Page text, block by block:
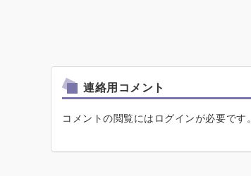
連絡用コメント
コメントの閲覧にはログインが必要です。